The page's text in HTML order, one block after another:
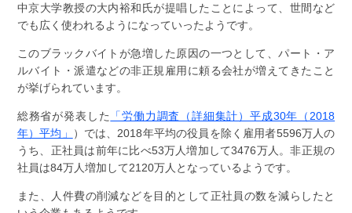
中京大学教授の大内裕和氏が提唱したことによって、世間など
でも広く使われるようになっていったようです。
このブラックバイトが急増した原因の一つとして、パート・ア
ルバイト・派遣などの非正規雇用に頼る会社が増えてきたこと
が挙げられています。
総務省が発表した
「労働力調査（詳細集計）平成30年（2018
年）平均」
）では、2018年平均の役員を除く雇用者5596万人の
うち、正社員は前年に比べ53万人増加して3476万人。非正規の
社員は84万人増加して2120万人となっているようです。
また、人件費の削減などを目的として正社員の数を減らしたと